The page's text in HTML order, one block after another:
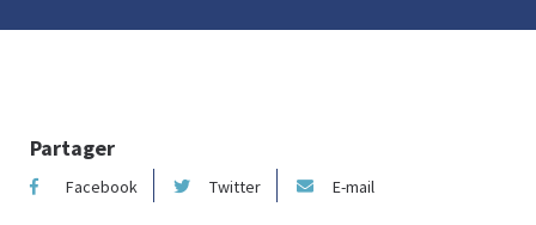
Partager
Facebook Twitter E-mail